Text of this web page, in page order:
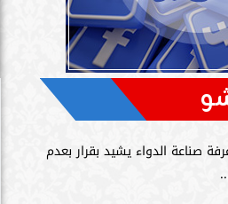
صناعة الدواء يشيد بقرار بعدم